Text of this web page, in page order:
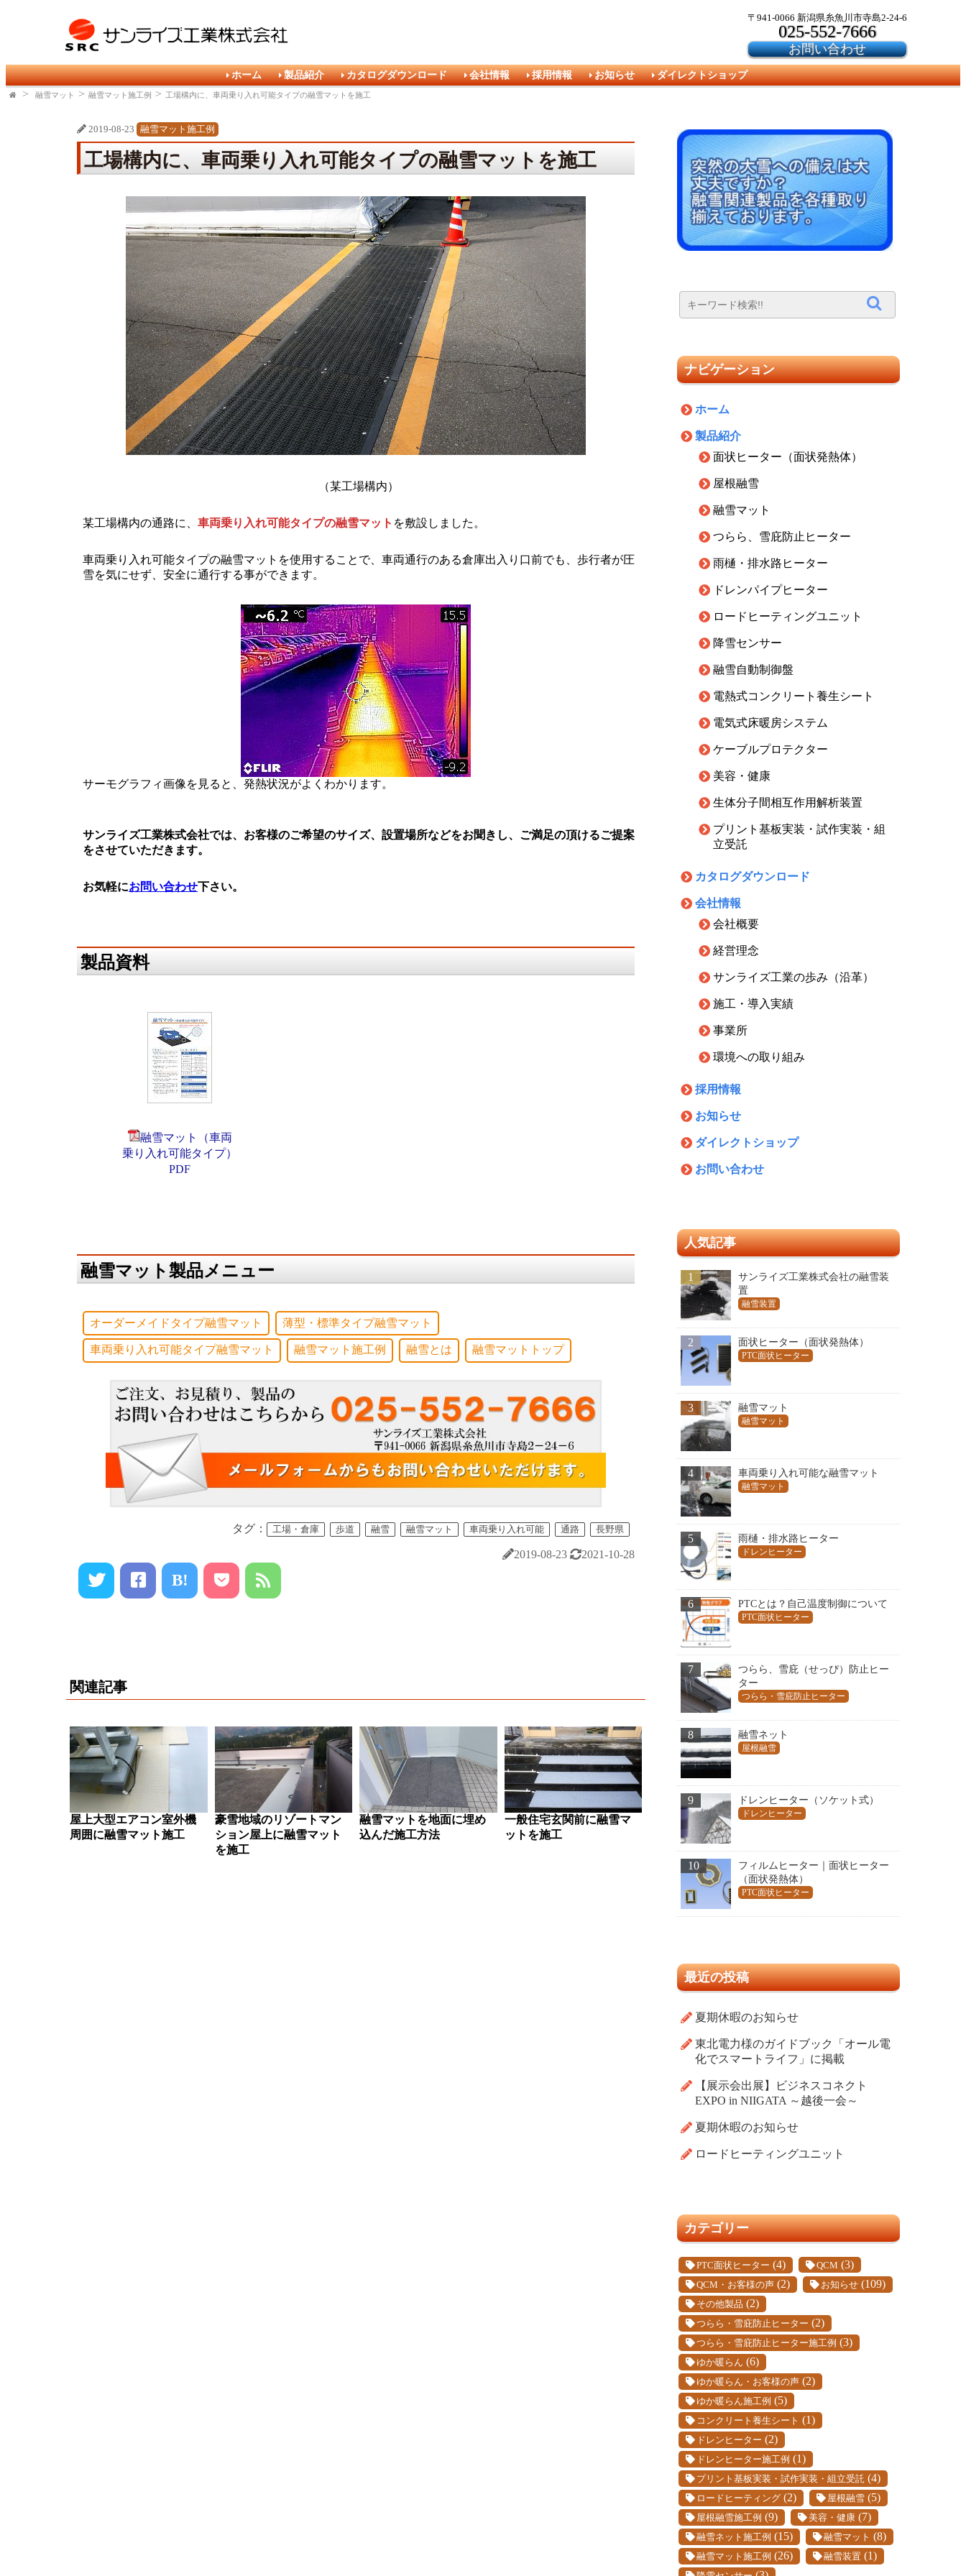
〒941-0066 新潟県糸魚川市寺島2-24-6
025-552-7666
お問い合わせ
ホーム 製品紹介 カタログダウンロード 会社情報 採用情報 お知らせ ダイレクトショップ
融雪マット 融雪マット施工例 工場構内に、車両乗り入れ可能タイプの融雪マットを施工
2019-08-23 融雪マット施工例
工場構内に、車両乗り入れ可能タイプの融雪マットを施工
（某工場構内）
某工場構内の通路に、 車両乗り入れ可能タイプの融雪マット を敷設しました。
車両乗り入れ可能タイプの融雪マットを使用することで、車両通行のある倉庫出入り口前でも、歩行者が圧
雪を気にせず、安全に通行する事ができます。
サーモグラフィ画像を見ると、発熱状況がよくわかります。
サンライズ工業株式会社では、お客様のご希望のサイズ、設置場所などをお聞きし、ご満足の頂けるご提案
をさせていただきます。
お気軽にお問い合わせ下さい。
製品資料
融雪マット（車両
乗り入れ可能タイプ）
PDF
融雪マット製品メニュー
オーダーメイドタイプ融雪マット 薄型・標準タイプ融雪マット
車両乗り入れ可能タイプ融雪マット 融雪マット施工例 融雪とは 融雪マットトップ
タグ： 工場・倉庫 歩道 融雪 融雪マット 車両乗り入れ可能 通路 長野県
2019-08-23 2021-10-28
B!
関連記事
屋上大型エアコン室外機
周囲に融雪マット施工
豪雪地域のリゾートマン
ション屋上に融雪マット
を施工
融雪マットを地面に埋め
込んだ施工方法
一般住宅玄関前に融雪マ
ットを施工
ナビゲーション
ホーム
製品紹介
面状ヒーター（面状発熱体）
屋根融雪
融雪マット
つらら、雪庇防止ヒーター
雨樋・排水路ヒーター
ドレンパイプヒーター
ロードヒーティングユニット
降雪センサー
融雪自動制御盤
電熱式コンクリート養生シート
電気式床暖房システム
ケーブルプロテクター
美容・健康
生体分子間相互作用解析装置
プリント基板実装・試作実装・組
立受託
カタログダウンロード
会社情報
会社概要
経営理念
サンライズ工業の歩み（沿革）
施工・導入実績
事業所
環境への取り組み
採用情報
お知らせ
ダイレクトショップ
お問い合わせ
人気記事
1
サンライズ工業株式会社の融雪装
置
融雪装置
2 面状ヒーター（面状発熱体）
PTC面状ヒーター
3 融雪マット
融雪マット
4 車両乗り入れ可能な融雪マット
融雪マット
5 雨樋・排水路ヒーター
ドレンヒーター
6 PTCとは？自己温度制御について
PTC面状ヒーター
7
つらら、雪庇（せっぴ）防止ヒー
ター
つらら・雪庇防止ヒーター
8 融雪ネット
屋根融雪
9 ドレンヒーター（ソケット式）
ドレンヒーター
10
フィルムヒーター｜面状ヒーター
（面状発熱体）
PTC面状ヒーター
最近の投稿
夏期休暇のお知らせ
東北電力様のガイドブック「オール電
化でスマートライフ」に掲載
【展示会出展】ビジネスコネクト
EXPO in NIIGATA ～越後一会～
夏期休暇のお知らせ
ロードヒーティングユニット
カテゴリー
PTC面状ヒーター (4) QCM (3)
QCM・お客様の声(2) お知らせ(109)
その他製品 (2)
つらら・雪庇防止ヒーター (2)
つらら・雪庇防止ヒーター施工例 (3)
ゆか暖らん (6)
ゆか暖らん・お客様の声(2)
ゆか暖らん施工例 (5)
コンクリート養生シート (1)
ドレンヒーター (2)
ドレンヒーター施工例 (1)
プリント基板実装・試作実装・組立受託 (4)
ロードヒーティング(2) 屋根融雪(5)
屋根融雪施工例 (9) 美容・健康(7)
融雪ネット施工例 (15) 融雪マット (8)
融雪マット施工例 (26) 融雪装置(1)